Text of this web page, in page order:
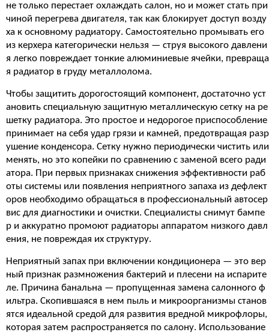
не только перестает охлаждать салон, но и может стать при
чиной перегрева двигателя, так как блокирует доступ возду
ха к основному радиатору. Самостоятельно промывать его
из керхера категорически нельзя — струя высокого давлени
я легко повреждает тонкие алюминиевые ячейки, превраща
я радиатор в груду металлолома.
Чтобы защитить дорогостоящий компонент, достаточно уст
ановить специальную защитную металлическую сетку на ре
шетку радиатора. Это простое и недорогое приспособление
принимает на себя удар грязи и камней, предотвращая разр
ушение конденсора. Сетку нужно периодически чистить или
менять, но это копейки по сравнению с заменой всего ради
атора. При первых признаках снижения эффективности раб
оты системы или появления неприятного запаха из дефлект
оров необходимо обращаться в профессиональный автосер
вис для диагностики и очистки. Специалисты снимут бампе
р и аккуратно промоют радиаторы аппаратом низкого давл
ения, не повреждая их структуру.
Неприятный запах при включении кондиционера — это вер
ный признак размножения бактерий и плесени на испарите
ле. Причина банальна — пропущенная замена салонного ф
ильтра. Скопившаяся в нем пыль и микроорганизмы станов
ятся идеальной средой для развития вредной микрофлоры,
которая затем распространяется по салону. Использование